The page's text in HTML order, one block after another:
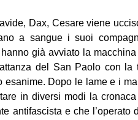
Dax, Cesare viene
a sangue i suoi
già avviato la macchina
del San Paolo con
Dopo le lame e i
in diversi modi la
antifascista e che l’operato